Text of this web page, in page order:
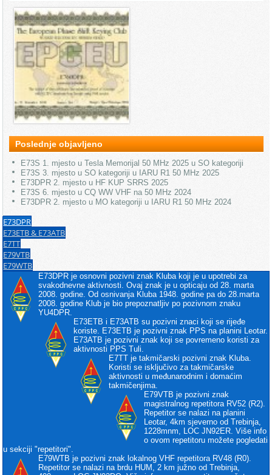
Poslednje objavljeno
E73S 1. mjesto u Tesla Memorijal 50 MHz 2025 u SO kategoriji
E73S 3. mjesto u SO kategoriji u IARU R1 50 MHz 2025
E73DPR 2. mjesto u HF KUP SRRS 2025
E73S 6. mjesto u CQ WW VHF na 50 MHz 2024
E73DPR 2. mjesto u MO kategoriji u IARU R1 50 MHz 2024
E73DPR
E73ETB & E73ATB
E7TT
E79VTB
E79WTB
E73DPR je osnovni pozivni znak Kluba koji je u upotrebi za
svakodnevne aktivnosti. Ovaj znak je u opticaju od 28. marta
2008. godine. Od osnivanja Kluba 1948. godine pa do 28.marta
2008. godine Klub je bio prepoznatljiv po pozivnom znaku
YU4DPR.
E73ETB i E73ATB su pozivni znaci koji se rijeđe
koriste. E73ETB je pozivni znak PPS na planini Leotar.
E73ATB je pozivni znak koji se povremeno koristi za
aktivnosti PPS Tuli.
E7TT je takmičarski pozivni znak Kluba.
Koristi se isključivo za takmičarske
aktivnosti u međunarodnim i domaćim
takmičenjima.
E79VTB je pozivni znak
magistralnog repetitora RV52 (R2).
Repetitor se nalazi na planini
Leotar, 4km sjeverno od Trebinja,
1228mnm, LOC JN92ER. Više info
o ovom repetitoru možete pogledati
u sekciji "repetitori".
E79WTB je pozivni znak lokalnog VHF repetitora RV48 (R0).
Repetitor se nalazi na brdu HUM, 2 km južno od Trebinja,